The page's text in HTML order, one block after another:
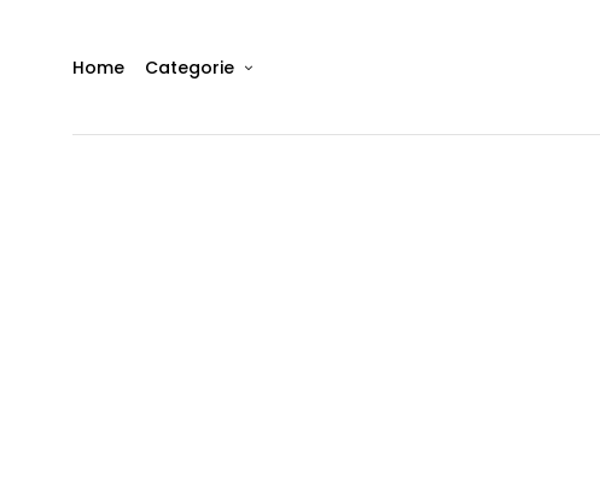
Home Categorie